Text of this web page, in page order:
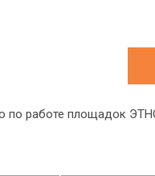
работе площадок